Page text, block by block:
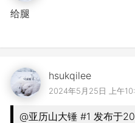
给腿
hsukqilee
2024年5月25日 上午
@亚历山大锤 #1 发布于